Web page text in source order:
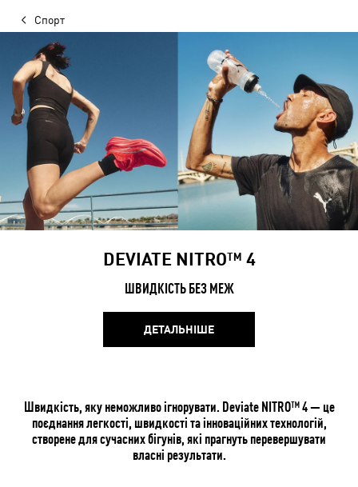
Спорт
DEVIATE NITRO™ 4
ШВИДКІСТЬ БЕЗ МЕЖ
ДЕТАЛЬНІШЕ
Швидкість, яку неможливо ігнорувати. Deviate NITRO™ 4 — це
поєднання легкості, швидкості та інноваційних технологій,
створене для сучасних бігунів, які прагнуть перевершувати
власні результати.